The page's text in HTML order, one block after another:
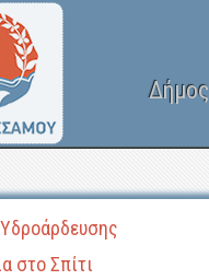
Δήμος
στο Σπίτι